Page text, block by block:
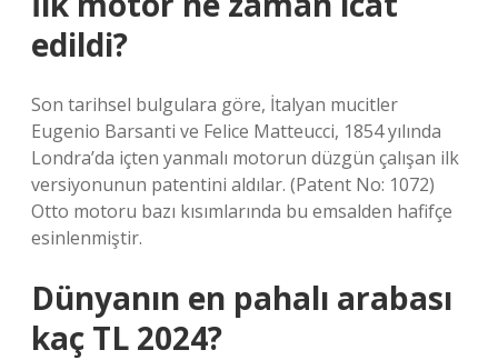
edildi?
Son tarihsel bulgulara göre, İtalyan mucitler
Eugenio Barsanti ve Felice Matteucci, 1854 yılında
Londra’da içten yanmalı motorun düzgün çalışan ilk
versiyonunun patentini aldılar. (Patent No: 1072)
Otto motoru bazı kısımlarında bu emsalden hafifçe
esinlenmiştir.
Dünyanın en pahalı arabası
kaç TL 2024?